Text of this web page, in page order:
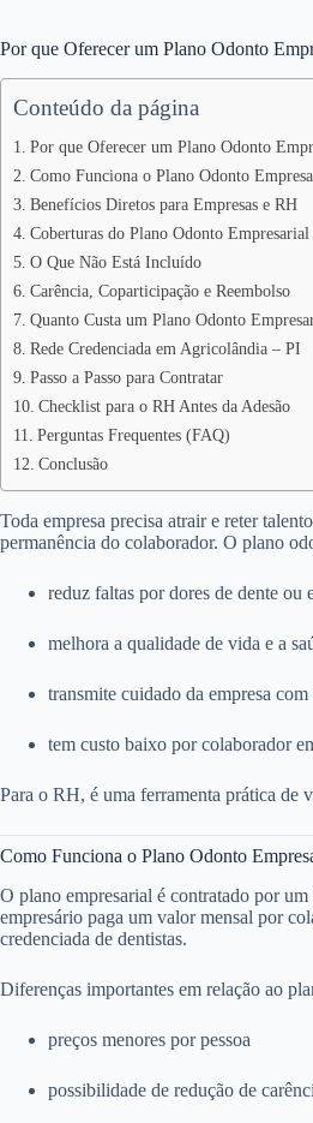
Por que Oferecer um Plano Odonto
Conteúdo da página
Por que Oferecer um Plano Odonto
Como Funciona o Plano Odonto
Benefícios Diretos para Empresas e RH
Coberturas do Plano Odonto Empresarial
O Que Não Está Incluído
Carência, Coparticipação e Reembolso
Quanto Custa um Plano Odonto
Rede Credenciada em Agricolândia – PI
Passo a Passo para Contratar
Checklist para o RH Antes da Adesão
Perguntas Frequentes (FAQ)
Conclusão
Toda empresa precisa atrair e reter
permanência do colaborador. O plano
reduz faltas por dores de dente ou
melhora a qualidade de vida e a
transmite cuidado da empresa com
tem custo baixo por colaborador
Para o RH, é uma ferramenta prática de
Como Funciona o Plano Odonto
O plano empresarial é contratado por
empresário paga um valor mensal por
credenciada de dentistas.
Diferenças importantes em relação ao
preços menores por pessoa
possibilidade de redução de